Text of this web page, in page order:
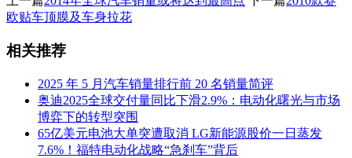
欧贴车顶膜及车身拉花
相关推荐
2025 年 5 月汽车销量排行前 20 名销量简评
奥迪2025全球交付量同比下滑2.9%：电动化曙光与市场
博弈下的转型突围
65亿美元电池大单突遭取消 LG新能源股价一日蒸发
7.6%！福特电动化战略“急刹车”背后